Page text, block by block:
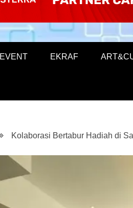
EVENT EKRAF
Kolaborasi Bertabur Hadiah di